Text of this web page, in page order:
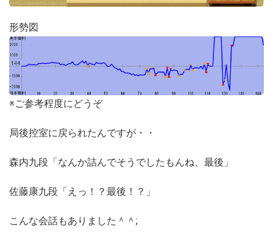
形勢図
※ご参考程度にどうぞ
局後控室に戻られたんですが・・
森内九段「なんか詰んでそうでしたもんね、最後」
佐藤康九段「えっ！？最後！？」
こんな会話もありました＾＾;